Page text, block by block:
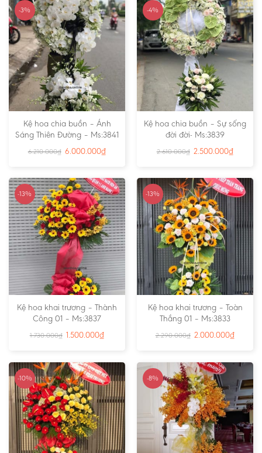
-3%
Kệ hoa chia buồn – Ánh
Sáng Thiên Đường – Ms:3841
6.210.000₫ 6.000.000₫
-4%
Kệ hoa chia buồn – Sự sống
đời đời- Ms:3839
2.610.000₫ 2.500.000₫
-13%
Kệ hoa khai trương – Thành
Công 01 – Ms:3837
1.730.000₫ 1.500.000₫
-13%
Kệ hoa khai trương – Toàn
Thắng 01 – Ms:3833
2.290.000₫ 2.000.000₫
-10% -8%